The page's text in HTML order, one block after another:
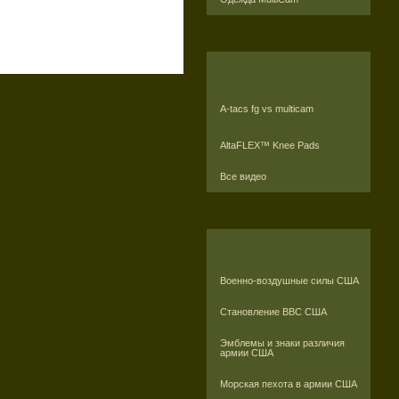
A-tacs fg vs multicam
AltaFLEX™ Knee Pads
Все видео
Военно-воздушные силы США
Становление ВВС США
Эмблемы и знаки различия
армии США
Морская пехота в армии США